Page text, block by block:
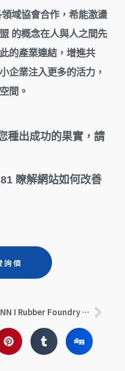
域協會合作，希能激盪
的概念在人與人之間先
的產業連結，增進共
企業注入更多的活力，
間。
種出成功的果實，請
瞭解網站如何改善
詢價
GINN I Rubber Foundry Factory